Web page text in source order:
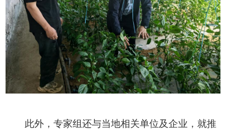
此外，专家组还与当地相关单位及企业，就推